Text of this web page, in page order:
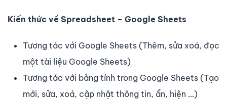
Kiến thức về Spreadsheet – Google Sheets
Tương tác với Google Sheets (Thêm, sửa xoá, đọc
một tài liệu Google Sheets)
Tương tác với bảng tính trong Google Sheets (Tạo
mới, sửa, xoá, cập nhật thông tin, ẩn, hiện …)